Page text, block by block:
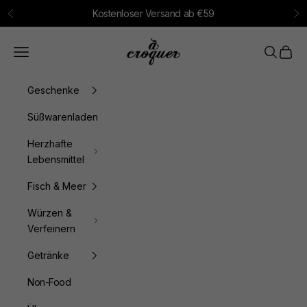
Zum Inhalt springen
Zurück Kostenloser Versand ab €59
à croquer
Menü Suchen
Geschenke
Süßwarenladen
Herzhafte
Lebensmittel
Fisch & Meer
Würzen &
Verfeinern
Getränke
Non-Food